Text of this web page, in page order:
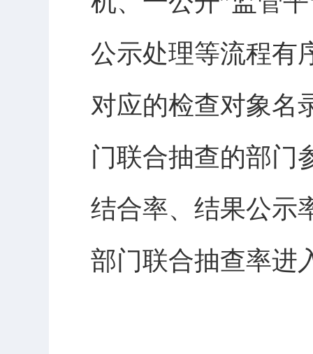
公示处理等流程有
对应的检查对象名
门联合抽查的部门
结合率、结果公示
部门联合抽查率进